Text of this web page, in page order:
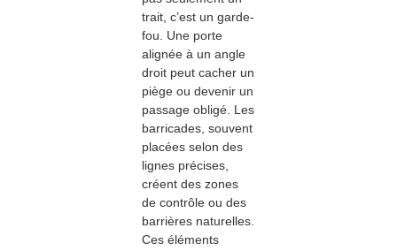
trait, c’est un garde-
fou. Une porte
alignée à un angle
droit peut cacher un
piège ou devenir un
passage obligé. Les
barricades, souvent
placées selon des
lignes précises,
créent des zones
de contrôle ou des
barrières naturelles.
Ces éléments